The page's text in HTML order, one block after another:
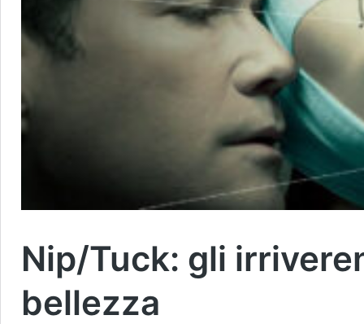
Nip/Tuck: gli
bellezza